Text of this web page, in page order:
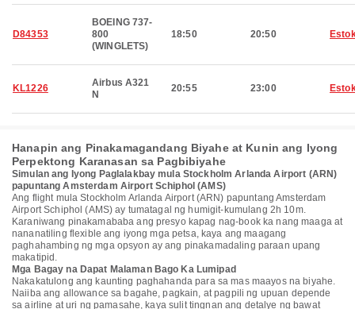
D84353
BOEING 737-
800
(WINGLETS)
18:50 20:50
KL1226
Airbus A321
N
20:55 23:00
Hanapin ang Pinakamagandang Biyahe at Kunin ang Iyong
Perpektong Karanasan sa Pagbibiyahe
Simulan ang Iyong Paglalakbay mula Stockholm Arlanda Airport (ARN)
papuntang Amsterdam Airport Schiphol (AMS)
Ang flight mula Stockholm Arlanda Airport (ARN) papuntang Amsterdam
Airport Schiphol (AMS) ay tumatagal ng humigit-kumulang 2h 10m.
Karaniwang pinakamababa ang presyo kapag nag-book ka nang maaga at
nananatiling flexible ang iyong mga petsa, kaya ang maagang
paghahambing ng mga opsyon ay ang pinakamadaling paraan upang
makatipid.
Mga Bagay na Dapat Malaman Bago Ka Lumipad
Nakakatulong ang kaunting paghahanda para sa mas maayos na biyahe.
Naiiba ang allowance sa bagahe, pagkain, at pagpili ng upuan depende
sa airline at uri ng pamasahe, kaya sulit tingnan ang detalye ng bawat